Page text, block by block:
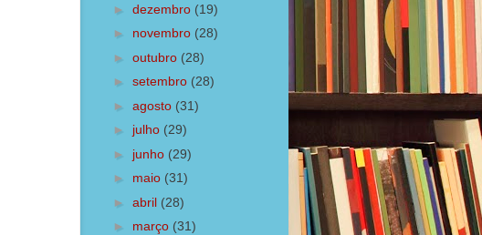
► dezembro (19)
► novembro (28)
► outubro (28)
► setembro (28)
► agosto (31)
► julho (29)
► junho (29)
► maio (31)
► abril (28)
► março (31)